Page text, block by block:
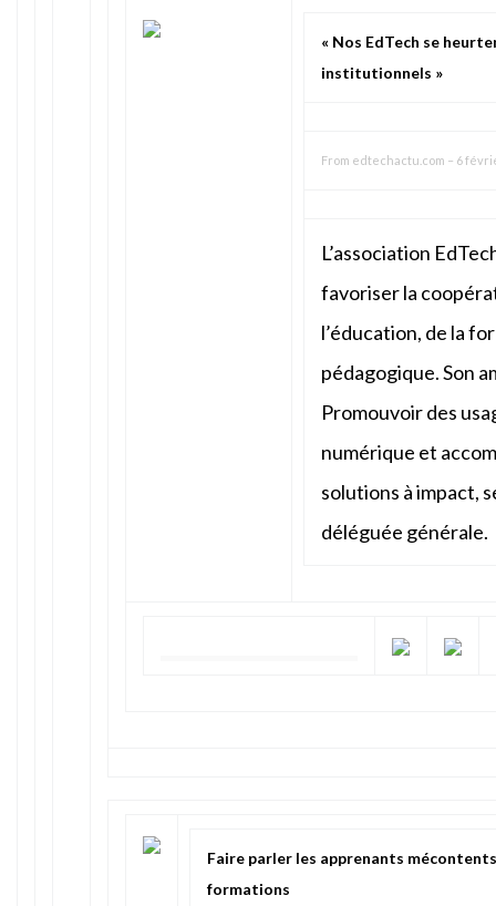
« Nos EdTech se
institutionnels »
From edtechactu.com – 6
L’association
favoriser la
l’éducation, de la
pédagogique. Son
Promouvoir des
numérique et
solutions à impact,
déléguée générale.
Faire parler les apprenants
formations